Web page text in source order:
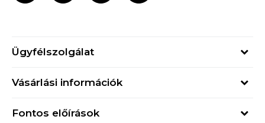
Ügyfélszolgálat
online@buzzsneakers.hu
Vásárlási információk
Fontos előírások